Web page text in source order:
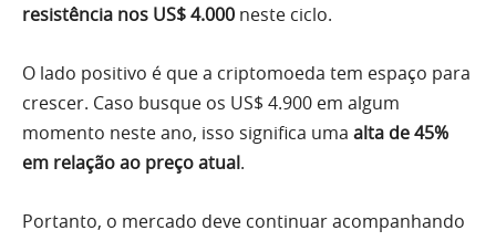
resistência nos US$ 4.000 neste ciclo.
O lado positivo é que a criptomoeda tem espaço para
crescer. Caso busque os US$ 4.900 em algum
momento neste ano, isso significa uma alta de 45%
em relação ao preço atual.
Portanto, o mercado deve continuar acompanhando